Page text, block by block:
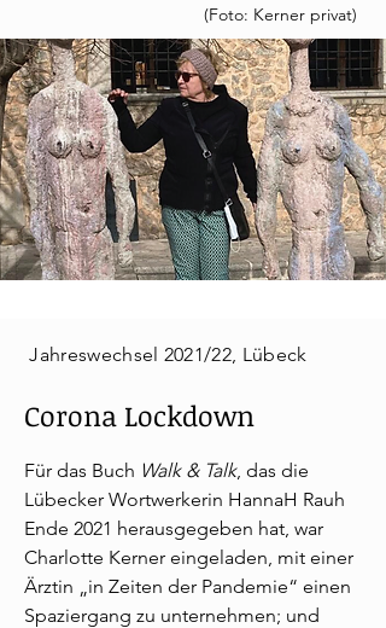
(Foto: Kerner privat)
Jahreswechsel 2021/22, Lübeck
Corona Lockdown
Für das Buch Walk & Talk, das die
Lübecker Wortwerkerin HannaH Rauh
Ende 2021 herausgegeben hat, war
Charlotte Kerner eingeladen, mit einer
Ärztin „in Zeiten der Pandemie“ einen
Spaziergang zu unternehmen; und